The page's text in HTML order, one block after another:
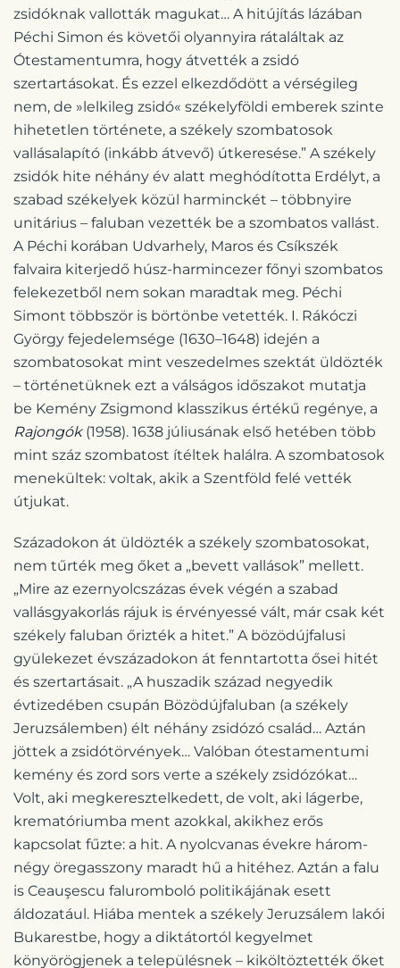
zsidóknak vallották magukat… A hitújítás lázában
Péchi Simon és követői olyannyira rátaláltak az
Ótestamentumra, hogy átvették a zsidó
szertartásokat. És ezzel elkezdődött a vérségileg
nem, de »lelkileg zsidó« székelyföldi emberek szinte
hihetetlen története, a székely szombatosok
vallásalapító (inkább átvevő) útkeresése.” A székely
zsidók hite néhány év alatt meghódította Erdélyt, a
szabad székelyek közül harminckét – többnyire
unitárius – faluban vezették be a szombatos vallást.
A Péchi korában Udvarhely, Maros és Csíkszék
falvaira kiterjedő húsz-harmincezer főnyi szombatos
felekezetből nem sokan maradtak meg. Péchi
Simont többször is börtönbe vetették. I. Rákóczi
György fejedelemsége (1630–1648) idején a
szombatosokat mint veszedelmes szektát üldözték
– történetüknek ezt a válságos időszakot mutatja
be Kemény Zsigmond klasszikus értékű regénye, a
Rajongók(1958). 1638 júliusának első hetében több
mint száz szombatost ítéltek halálra. A szombatosok
menekültek: voltak, akik a Szentföld felé vették
útjukat.
Századokon át üldözték a székely szombatosokat,
nem tűrték meg őket a „bevett vallások” mellett.
„Mire az ezernyolcszázas évek végén a szabad
vallásgyakorlás rájuk is érvényessé vált, már csak két
székely faluban őrizték a hitet.” A bözödújfalusi
gyülekezet évszázadokon át fenntartotta ősei hitét
és szertartásait. „A huszadik század negyedik
évtizedében csupán Bözödújfaluban (a székely
Jeruzsálemben) élt néhány zsidózó család… Aztán
jöttek a zsidótörvények… Valóban ótestamentumi
kemény és zord sors verte a székely zsidózókat…
Volt, aki megkeresztelkedett, de volt, aki lágerbe,
krematóriumba ment azokkal, akikhez erős
kapcsolat fűzte: a hit. A nyolcvanas évekre három-
négy öregasszony maradt hű a hitéhez. Aztán a falu
is Ceauşescu faluromboló politikájának esett
áldozatául. Hiába mentek a székely Jeruzsálem lakói
Bukarestbe, hogy a diktátortól kegyelmet
könyörögjenek a településnek – kiköltöztették őket